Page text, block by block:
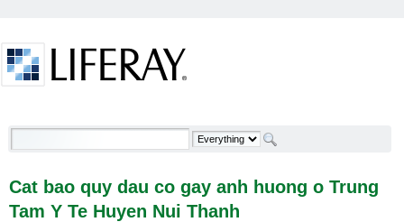
Cat bao quy dau co gay anh huong o Trung Tam Y
Cat bao quy dau co gay anh huong o Trung
Tam Y Te Huyen Nui Thanh